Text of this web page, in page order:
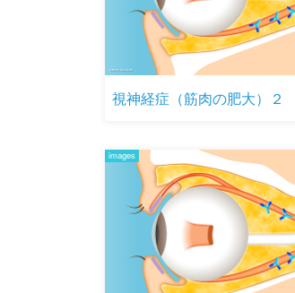
視神経症（筋肉の肥大）２
images